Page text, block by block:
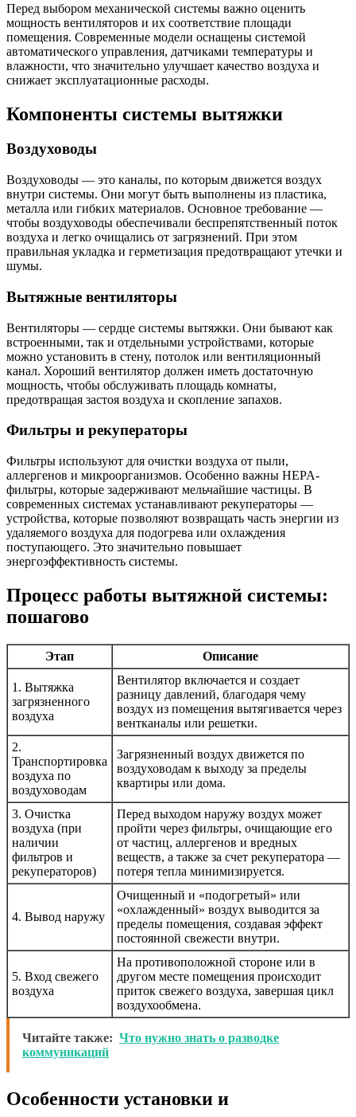
Перед выбором механической системы важно оценить
мощность вентиляторов и их соответствие площади
помещения. Современные модели оснащены системой
автоматического управления, датчиками температуры и
влажности, что значительно улучшает качество воздуха и
снижает эксплуатационные расходы.
Компоненты системы вытяжки
Воздуховоды
Воздуховоды — это каналы, по которым движется воздух
внутри системы. Они могут быть выполнены из пластика,
металла или гибких материалов. Основное требование —
чтобы воздуховоды обеспечивали беспрепятственный поток
воздуха и легко очищались от загрязнений. При этом
правильная укладка и герметизация предотвращают утечки и
шумы.
Вытяжные вентиляторы
Вентиляторы — сердце системы вытяжки. Они бывают как
встроенными, так и отдельными устройствами, которые
можно установить в стену, потолок или вентиляционный
канал. Хороший вентилятор должен иметь достаточную
мощность, чтобы обслуживать площадь комнаты,
предотвращая застоя воздуха и скопление запахов.
Фильтры и рекуператоры
Фильтры используют для очистки воздуха от пыли,
аллергенов и микроорганизмов. Особенно важны HEPA-
фильтры, которые задерживают мельчайшие частицы. В
современных системах устанавливают рекуператоры —
устройства, которые позволяют возвращать часть энергии из
удаляемого воздуха для подогрева или охлаждения
поступающего. Это значительно повышает
энергоэффективность системы.
Процесс работы вытяжной системы:
пошагово
Этап Описание
1. Вытяжка
загрязненного
воздуха
Вентилятор включается и создает
разницу давлений, благодаря чему
воздух из помещения вытягивается через
вентканалы или решетки.
2.
Транспортировка
воздуха по
воздуховодам
Загрязненный воздух движется по
воздуховодам к выходу за пределы
квартиры или дома.
3. Очистка
воздуха (при
наличии
фильтров и
рекуператоров)
Перед выходом наружу воздух может
пройти через фильтры, очищающие его
от частиц, аллергенов и вредных
веществ, а также за счет рекуператора —
потеря тепла минимизируется.
4. Вывод наружу
Очищенный и «подогретый» или
«охлажденный» воздух выводится за
пределы помещения, создавая эффект
постоянной свежести внутри.
5. Вход свежего
воздуха
На противоположной стороне или в
другом месте помещения происходит
приток свежего воздуха, завершая цикл
воздухообмена.
Читайте также: Что нужно знать о разводке
коммуникаций
Особенности установки и